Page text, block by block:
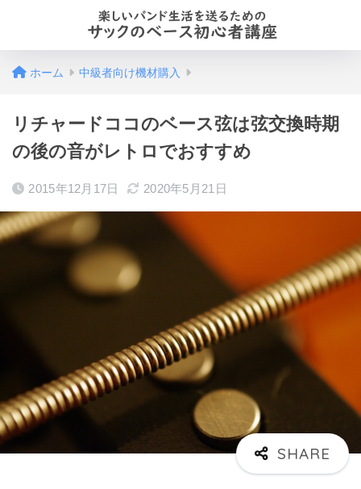
ホーム 中級者向け機材購入
リチャードココのベース弦は弦交換時期
の後の音がレトロでおすすめ
2015年12月17日 2020年5月21日